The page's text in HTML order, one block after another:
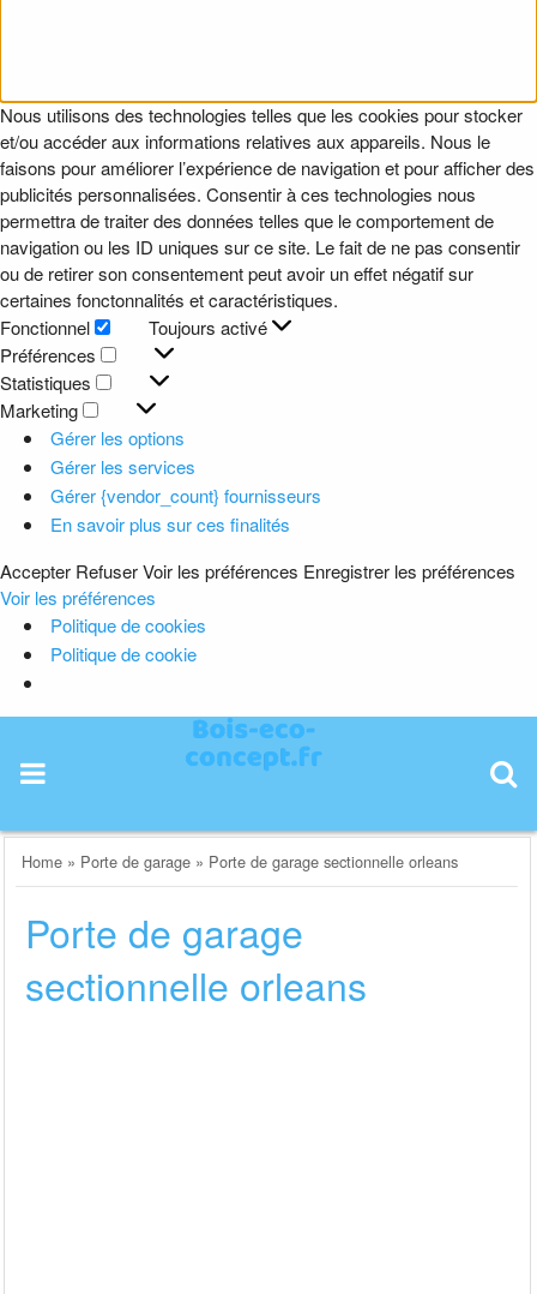
Nous utilisons des technologies telles que les cookies pour stocker
et/ou accéder aux informations relatives aux appareils. Nous le
faisons pour améliorer l’expérience de navigation et pour afficher des
publicités personnalisées. Consentir à ces technologies nous
permettra de traiter des données telles que le comportement de
navigation ou les ID uniques sur ce site. Le fait de ne pas consentir
ou de retirer son consentement peut avoir un effet négatif sur
certaines fonctonnalités et caractéristiques.
Fonctionnel
Fonctionnel
Toujours activé
Préférences
Préférences
Statistiques
Statistiques
Marketing
Marketing
Gérer les options
Gérer les services
Gérer {vendor_count} fournisseurs
En savoir plus sur ces finalités
Accepter RefuserVoir les préférences Enregistrer les préférences
Voir les préférences
Politique de cookies
Politique de cookie
content
Home » Porte de garage » Porte de garage sectionnelle orleans
Porte de garage
sectionnelle orleans